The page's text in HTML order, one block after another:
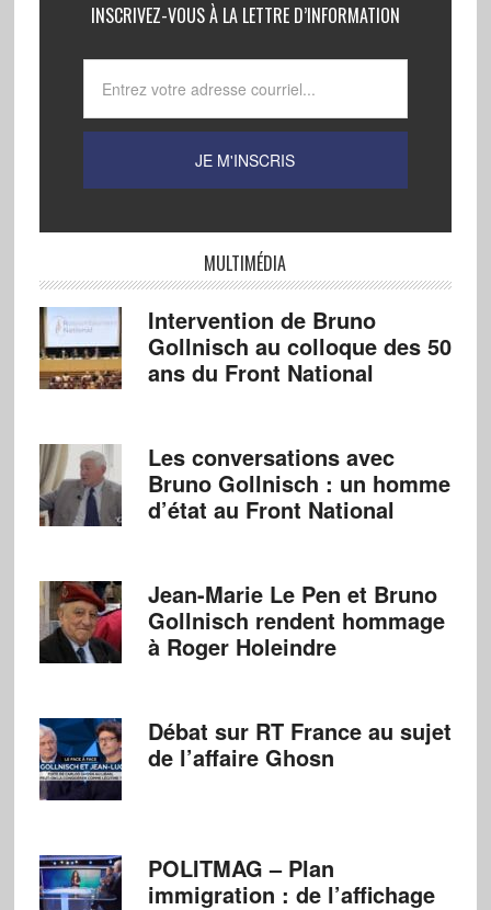
INSCRIVEZ-VOUS À LA LETTRE D’INFORMATION
MULTIMÉDIA
Intervention de Bruno
Gollnisch au colloque des 50
ans du Front National
Les conversations avec
Bruno Gollnisch : un homme
d’état au Front National
Jean-Marie Le Pen et Bruno
Gollnisch rendent hommage
à Roger Holeindre
Débat sur RT France au sujet
de l’affaire Ghosn
POLITMAG – Plan
immigration : de l’affichage